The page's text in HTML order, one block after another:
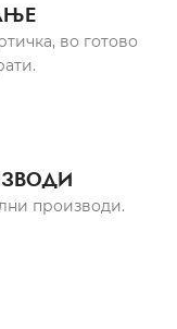
во готово
производи.